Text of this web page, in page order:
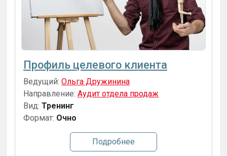
Профиль целевого клиента
Ведущий: Ольга Дружинина
Направление: Аудит отдела продаж
Вид: Тренинг
Формат: Очно
Подробнее